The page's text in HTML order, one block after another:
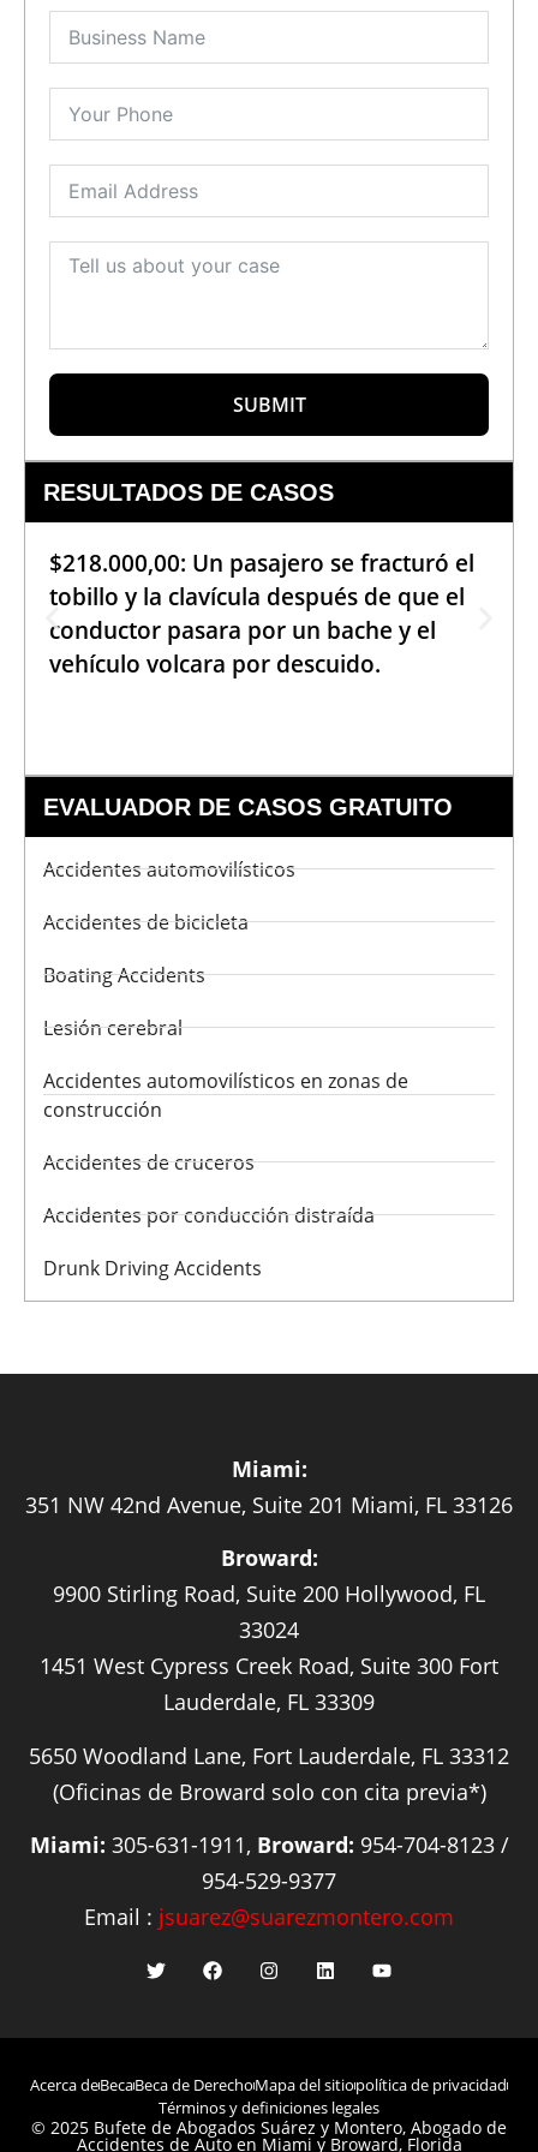
SUBMIT
RESULTADOS DE CASOS
$218.000,00: Un pasajero se fracturó el
tobillo y la clavícula después de que el
conductor pasara por un bache y el
vehículo volcara por descuido.
EVALUADOR DE CASOS GRATUITO
Accidentes automovilísticos
Accidentes de bicicleta
Boating Accidents
Lesión cerebral
Accidentes automovilísticos en zonas de
construcción
Accidentes de cruceros
Accidentes por conducción distraída
Drunk Driving Accidents
Miami:
351 NW 42nd Avenue, Suite 201 Miami, FL 33126
Broward:
9900 Stirling Road, Suite 200 Hollywood, FL
33024
1451 West Cypress Creek Road, Suite 300 Fort
Lauderdale, FL 33309
5650 Woodland Lane, Fort Lauderdale, FL 33312
(Oficinas de Broward solo con cita previa*)
Miami: 305-631-1911, Broward: 954-704-8123 /
954-529-9377
Email : jsuarez@suarezmontero.com
Acerca deBecaBeca de DerechoMapa del sitiopolítica de privacidad
Términos y definiciones legales
© 2025 Bufete de Abogados Suárez y Montero, Abogado de
Accidentes de Auto en Miami y Broward, Florida